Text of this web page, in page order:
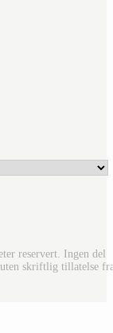
reservert. Ingen del
uten skriftlig tillatelse